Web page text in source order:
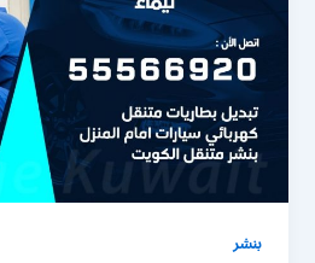
بنشر